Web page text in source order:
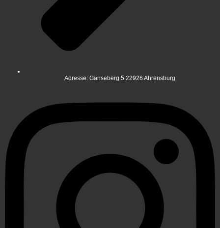
Adresse: Gänseberg 5 22926 Ahrensburg